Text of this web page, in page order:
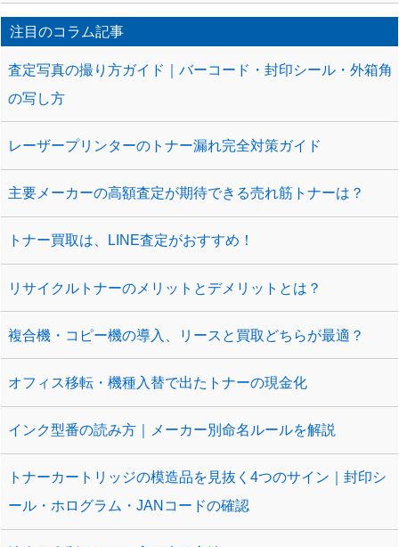
注目のコラム記事
査定写真の撮り方ガイド｜バーコード・封印シール・外箱角
の写し方
レーザープリンターのトナー漏れ完全対策ガイド
主要メーカーの高額査定が期待できる売れ筋トナーは？
トナー買取は、LINE査定がおすすめ！
リサイクルトナーのメリットとデメリットとは？
複合機・コピー機の導入、リースと買取どちらが最適？
オフィス移転・機種入替で出たトナーの現金化
インク型番の読み方｜メーカー別命名ルールを解説
トナーカートリッジの模造品を見抜く4つのサイン｜封印シ
ール・ホログラム・JANコードの確認